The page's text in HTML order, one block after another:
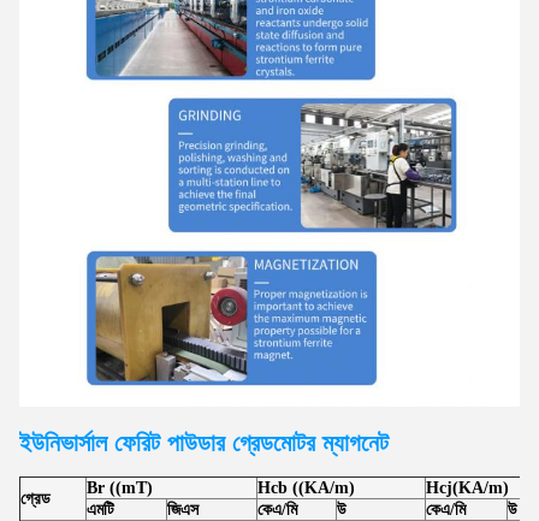
ইউনিভার্সাল ফেরিট পাউডার গ্রেডমোটর ম্যাগনেট
গ্রেড
Br ((mT) Hcb ((KA/m)
Hcj(KA/m)
এমটি
জিএস কেএ/মি উ কেএ/মি
উ